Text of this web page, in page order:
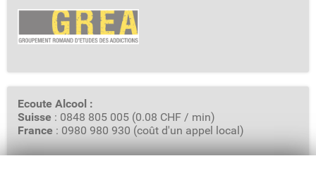
Ecoute Alcool :
Suisse : 0848 805 005 (0.08 CHF / min)
France : 0980 980 930 (coût d'un appel local)